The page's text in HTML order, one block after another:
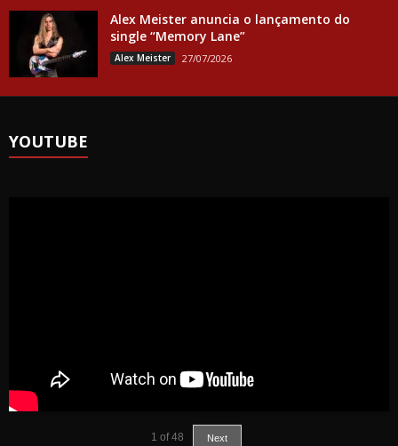
Alex Meister anuncia o lançamento do
single “Memory Lane”
Alex Meister 27/07/2026
YOUTUBE
1 of 48 Next